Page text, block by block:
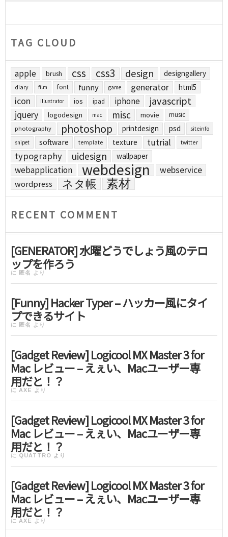
TAG CLOUD
apple brush css css3 design designgallery
diary film font funny game generator html5
icon illustrator ios ipad iphone javascript
jquery logodesign mac misc movie music
photography photoshop printdesign psd siteinfo
snipet software template texture tutrial twitter
typography uidesign wallpaper
webapplication webdesign webservice
wordpress ネタ帳 素材
RECENT COMMENT
[GENERATOR] 水曜どうでしょう風のテロ
ップを作ろう
に 匿名 より
[Funny] Hacker Typer – ハッカー風にタイ
プできるサイト
に 匿名 より
[Gadget Review] Logicool MX Master 3 for
Mac レビュー – えぇい、Macユーザー専
用だと！？
に AXE より
[Gadget Review] Logicool MX Master 3 for
Mac レビュー – えぇい、Macユーザー専
用だと！？
に QUATTRO より
[Gadget Review] Logicool MX Master 3 for
Mac レビュー – えぇい、Macユーザー専
用だと！？
に AXE より